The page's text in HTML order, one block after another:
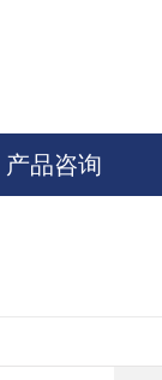
产品咨询